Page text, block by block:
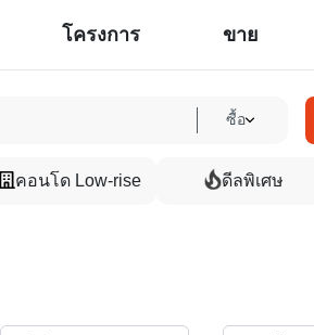
โครงการ ขาย
ซื้อ
คอนโด Low-rise ดีลพิเศษ